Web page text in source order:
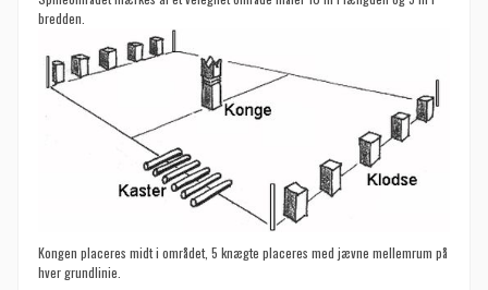
bredden.
Kongen placeres midt i området, 5 knægte placeres med jævne mellemrum på
hver grundlinie.